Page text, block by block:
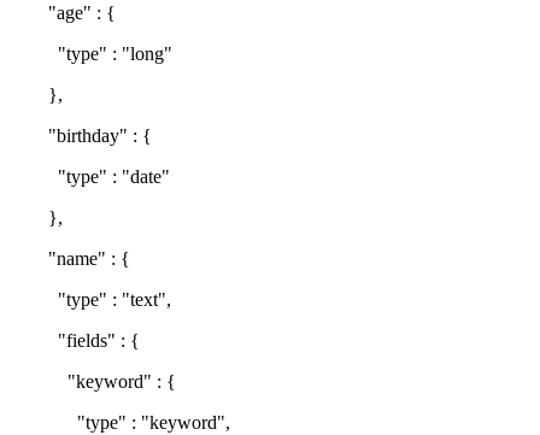
"age" : {
"type" : "long"
},
"birthday" : {
"type" : "date"
},
"name" : {
"type" : "text",
"fields" : {
"keyword" : {
"type" : "keyword",